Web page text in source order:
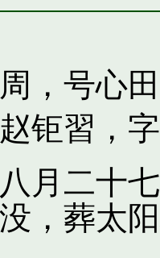
，号心田
赵钜習，
月二十
，葬太